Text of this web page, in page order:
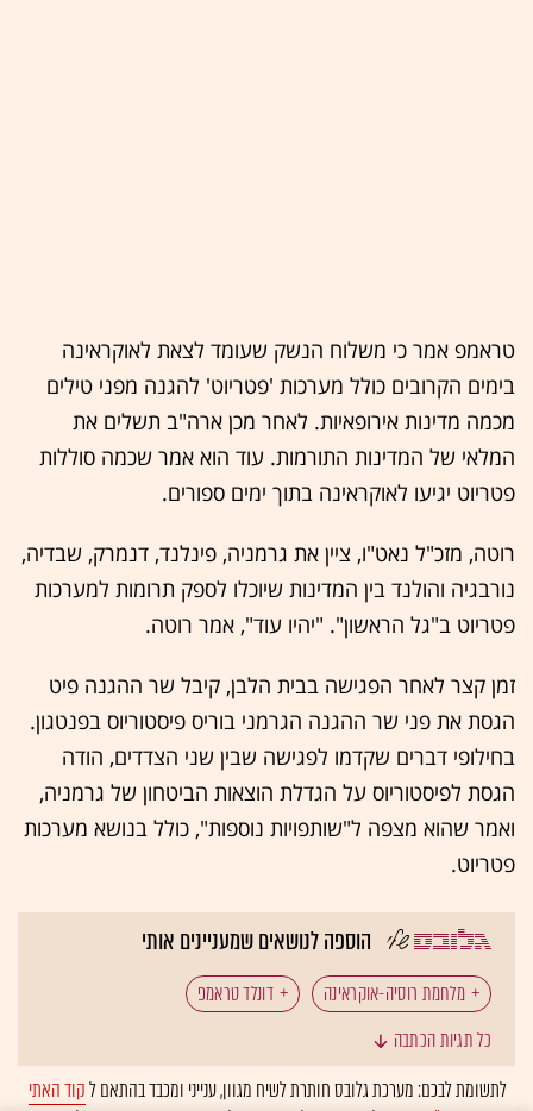
טראמפ אמר כי משלוח הנשק שעומד לצאת לאוקראינה
בימים הקרובים כולל מערכות 'פטריוט' להגנה מפני טילים
מכמה מדינות אירופאיות. לאחר מכן ארה"ב תשלים את
המלאי של המדינות התורמות. עוד הוא אמר שכמה סוללות
פטריוט יגיעו לאוקראינה בתוך ימים ספורים.
רוטה, מזכ"ל נאט"ו, ציין את גרמניה, פינלנד, דנמרק, שבדיה,
נורבגיה והולנד בין המדינות שיוכלו לספק תרומות למערכות
פטריוט ב"גל הראשון". "יהיו עוד", אמר רוטה.
זמן קצר לאחר הפגישה בבית הלבן, קיבל שר ההגנה פיט
הגסת את פני שר ההגנה הגרמני בוריס פיסטוריוס בפנטגון.
בחילופי דברים שקדמו לפגישה שבין שני הצדדים, הודה
הגסת לפיסטוריוס על הגדלת הוצאות הביטחון של גרמניה,
ואמר שהוא מצפה ל"שותפויות נוספות", כולל בנושא מערכות
פטריוט.
הוספה לנושאים שמעניינים אותי
מלחמת רוסיה-אוקראינה דונלד טראמפ
וולודימיר זלנסקי
כל תגיות הכתבה
לתשומת לבכם: מערכת גלובס חותרת לשיח מגוון, ענייני ומכבד בהתאם לקוד האתי